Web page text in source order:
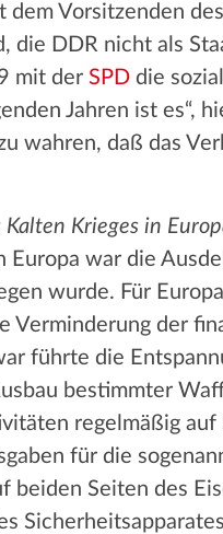
dem Vorsitzenden
die DDR nicht als
mit der SPDdie
Jahren ist es“,
wahren, daß das
Krieges in
Europa war die
wurde. Für
Verminderung der
führte die
bestimmter
regelmäßig
für die
beiden Seiten des